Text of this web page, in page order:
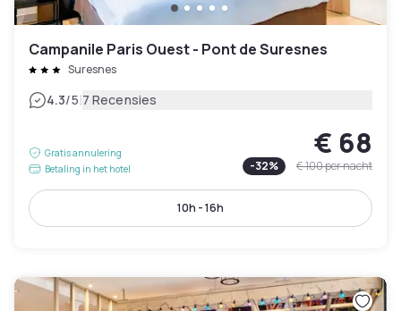
Campanile Paris Ouest - Pont de Suresnes
Suresnes
4.3/5|7 Recensies
Gratis annulering
Betaling in het hotel
€ 68
-32% € 100per nacht
10h - 16h